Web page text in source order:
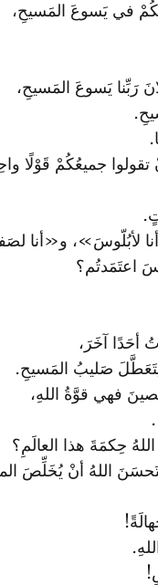
في يَسوعَ المَسيحِ،
رَبِّنا يَسوعَ المَسيحِ،
جميعُكُمْ قَوْلًا
لأبُلّوسَ»، و«أنا
اعتَمَدتُم؟
آخَرَ،
يتَعَطَّلَ صَليبُ المَسيحِ.
فهي قوَّةُ اللهِ،
حِكمَةَ هذا العالَمِ؟
اللهُ أنْ يُخَلِّصَ